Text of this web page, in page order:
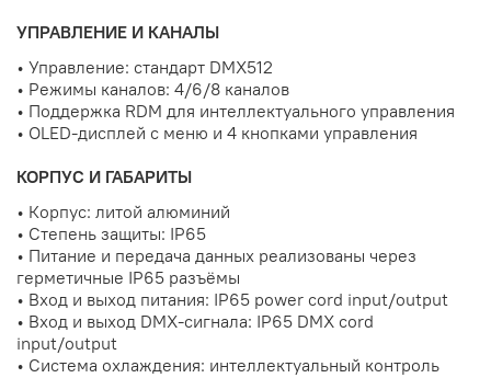
УПРАВЛЕНИЕ И КАНАЛЫ
• Управление: стандарт DMX512
• Режимы каналов: 4/6/8 каналов
• Поддержка RDM для интеллектуального управления
• OLED-дисплей с меню и 4 кнопками управления
КОРПУС И ГАБАРИТЫ
• Корпус: литой алюминий
• Степень защиты: IP65
• Питание и передача данных реализованы через
герметичные IP65 разъёмы
• Вход и выход питания: IP65 power cord input/output
• Вход и выход DMX-сигнала: IP65 DMX cord
input/output
• Система охлаждения: интеллектуальный контроль